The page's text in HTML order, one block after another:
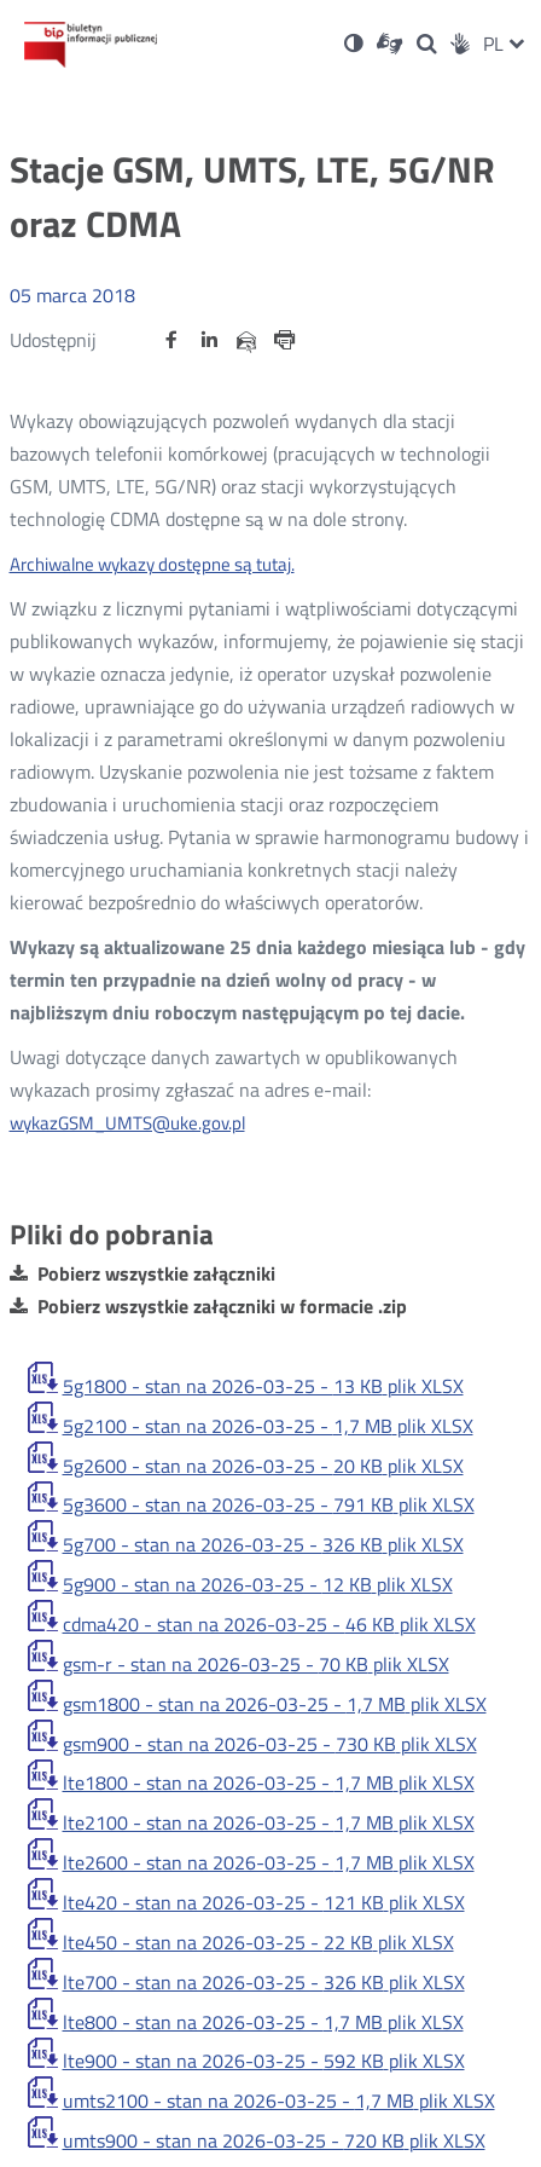
Ustawienia
Wersja
kontrastowa
Dla
niesłyszących
OtwórzOtwórz
w
Otwórz
w
Social PL
Stacje GSM, UMTS, LTE, 5G/NR
oraz CDMA
05 marca 2018
Udostępnij
Udostępnij
Otwórz Udostępnij
na
OtwórzUdostępnij
na
OtwórzUdostępnij
przez
Wykazy obowiązujących pozwoleń wydanych dla stacji
bazowych telefonii komórkowej (pracujących w technologii
GSM, UMTS, LTE, 5G/NR) oraz stacji wykorzystujących
technologię CDMA dostępne są w na dole strony.
Archiwalne wykazy dostępne są tutaj.
W związku z licznymi pytaniami i wątpliwościami dotyczącymi
publikowanych wykazów, informujemy, że pojawienie się stacji
w wykazie oznacza jedynie, iż operator uzyskał pozwolenie
radiowe, uprawniające go do używania urządzeń radiowych w
lokalizacji i z parametrami określonymi w danym pozwoleniu
radiowym. Uzyskanie pozwolenia nie jest tożsame z faktem
zbudowania i uruchomienia stacji oraz rozpoczęciem
świadczenia usług. Pytania w sprawie harmonogramu budowy i
komercyjnego uruchamiania konkretnych stacji należy
kierować bezpośrednio do właściwych operatorów.
Wykazy są aktualizowane 25 dnia każdego miesiąca lub - gdy
termin ten przypadnie na dzień wolny od pracy - w
najbliższym dniu roboczym następującym po tej dacie.
Uwagi dotyczące danych zawartych w opublikowanych
wykazach prosimy zgłaszać na adres e-mail:
wykazGSM_UMTS@uke.gov.pl
Pliki do pobrania
Pobierz wszystkie załączniki
Pobierz wszystkie załączniki w formacie .zip
5g1800 - stan na 2026-03-25 - 13 KB plik XLSX
5g2100 - stan na 2026-03-25 - 1,7 MB plik XLSX
5g2600 - stan na 2026-03-25 - 20 KB plik XLSX
5g3600 - stan na 2026-03-25 - 791 KB plik XLSX
5g700 - stan na 2026-03-25 - 326 KB plik XLSX
5g900 - stan na 2026-03-25 - 12 KB plik XLSX
cdma420 - stan na 2026-03-25 - 46 KB plik XLSX
gsm-r - stan na 2026-03-25 - 70 KB plik XLSX
gsm1800 - stan na 2026-03-25 - 1,7 MB plik XLSX
gsm900 - stan na 2026-03-25 - 730 KB plik XLSX
lte1800 - stan na 2026-03-25 - 1,7 MB plik XLSX
lte2100 - stan na 2026-03-25 - 1,7 MB plik XLSX
lte2600 - stan na 2026-03-25 - 1,7 MB plik XLSX
lte420 - stan na 2026-03-25 - 121 KB plik XLSX
lte450 - stan na 2026-03-25 - 22 KB plik XLSX
lte700 - stan na 2026-03-25 - 326 KB plik XLSX
lte800 - stan na 2026-03-25 - 1,7 MB plik XLSX
lte900 - stan na 2026-03-25 - 592 KB plik XLSX
umts2100 - stan na 2026-03-25 - 1,7 MB plik XLSX
umts900 - stan na 2026-03-25 - 720 KB plik XLSX